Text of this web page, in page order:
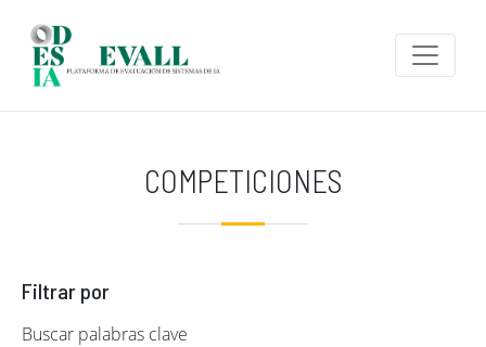
COMPETICIONES
Filtrar por
Buscar palabras clave